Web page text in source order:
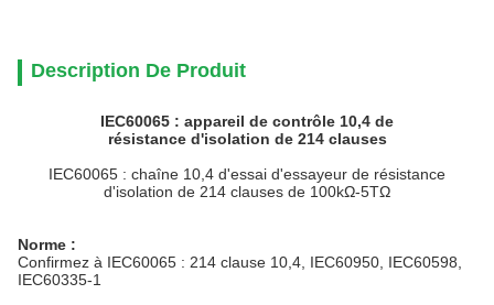
Description De Produit
IEC60065 : appareil de contrôle 10,4 de
résistance d'isolation de 214 clauses
IEC60065 : chaîne 10,4 d'essai d'essayeur de résistance
d'isolation de 214 clauses de 100kΩ-5TΩ
Norme :
Confirmez à IEC60065 : 214 clause 10,4, IEC60950, IEC60598,
IEC60335-1